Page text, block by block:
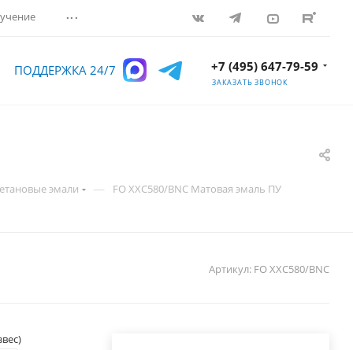
...
ПОДДЕРЖКА 24/7 +7 (495) 647-79-59
ЗАКАЗАТЬ ЗВОНОК
эмали — FO ХХС580/BNC Матовая эмаль ПУ
Артикул: FO ХХС580/BNC